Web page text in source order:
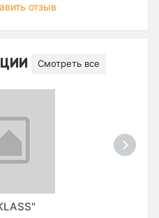
отзыв
Смотреть все